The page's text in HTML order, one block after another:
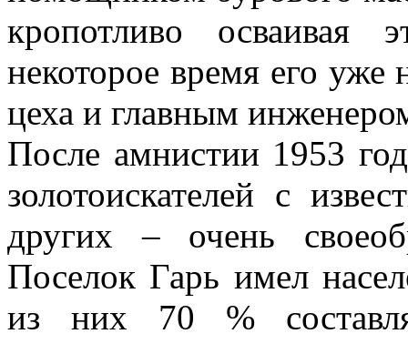
кропотливо осваивая
некоторое время его уже
цеха и главным
После амнистии 1953
золотоискателей с
других – очень
Поселок Гарь имел
из них 70 %